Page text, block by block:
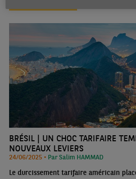
BRÉSIL | UN CHOC TARIFAIRE
NOUVEAUX LEVIERS
24/06/2025 • Par Salim HAMMAD
Le durcissement tarifaire américain